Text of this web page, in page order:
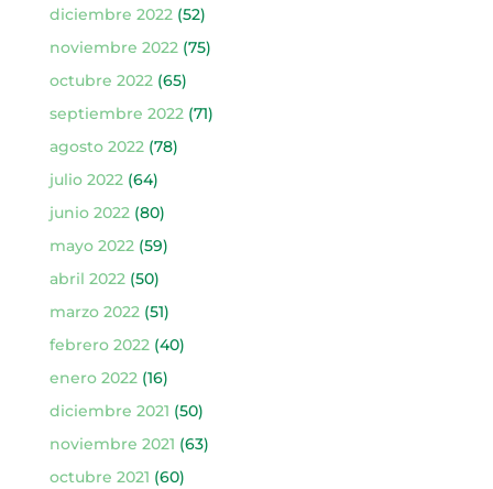
diciembre 2022 (52)
noviembre 2022 (75)
octubre 2022 (65)
septiembre 2022 (71)
agosto 2022 (78)
julio 2022 (64)
junio 2022 (80)
mayo 2022 (59)
abril 2022 (50)
marzo 2022 (51)
febrero 2022 (40)
enero 2022 (16)
diciembre 2021 (50)
noviembre 2021 (63)
octubre 2021 (60)